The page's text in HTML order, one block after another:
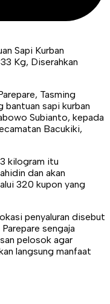
Tasming
bantuan sapi kurban
Subianto, kepada
Bacukiki,
kilogram itu
dan akan
320 kupon yang
penyaluran disebut
sengaja
pelosok agar
langsung manfaat